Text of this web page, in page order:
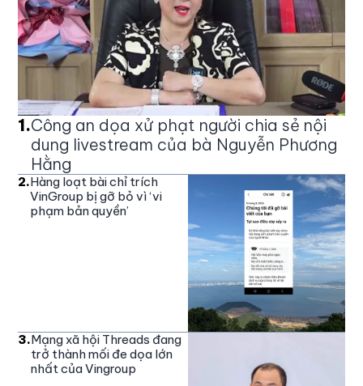
1.Công an dọa xử phạt người chia sẻ nội
dung livestream của bà Nguyễn Phương
Hằng
2.Hàng loạt bài chỉ trích
VinGroup bị gỡ bỏ vì ‘vi
phạm bản quyền’
3.Mạng xã hội Threads đang
trở thành mối đe dọa lớn
nhất của Vingroup